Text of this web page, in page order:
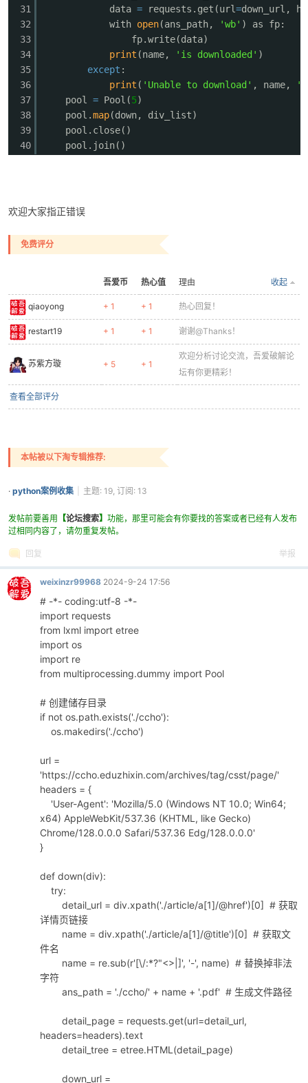
po
jie.
cn
31
32
33
34
35
36
37
38
39
40
data = requests.get(url=down_url,
with open(ans_path, 'wb' ) as fp:
fp.write(data)
print (name, 'is downloaded' )
except :
print ( 'Unable to download' , name,
'
pool = Pool(5)
pool.map(down, div_list)
pool.close()
pool.join()
欢迎大家指正错误
免费评分
吾爱币 热心值 收起
理由
qiaoyong + 1 + 1 热心回复！
restart19 + 1 + 1 谢谢@Thanks！
苏紫方璇 + 5 + 1
欢迎分析讨论交流，吾爱破解论
坛有你更精彩！
查看全部评分
本帖被以下淘专辑推荐:
· python案例收集 主题: 19, 订阅: 13
发帖前要善用 【论坛搜索】 功能，那里可能会有你要找的答案或者已经有人发布
过相同内容了，请勿重复发帖。
回复 举报
weixinzr99968 2024-9-24 17:56
# -*- coding:utf-8 -*-
import requests
from lxml import etree
import os
import re
from multiprocessing.dummy import Pool
# 创建储存目录
if not os.path.exists('./ccho'):
os.makedirs('./ccho')
url =
'https://ccho.eduzhixin.com/archives/tag/csst/page/'
headers = {
'User-Agent': 'Mozilla/5.0 (Windows NT 10.0; Win64;
x64) AppleWebKit/537.36 (KHTML, like Gecko)
Chrome/128.0.0.0 Safari/537.36 Edg/128.0.0.0'
}
def down(div):
try:
detail_url = div.xpath('./article/a[1]/@href')[0] # 获取
详情页链接
name = div.xpath('./article/a[1]/@title')[0] # 获取文
件名
name = re.sub(r'[\/:*?"<>|]', '-', name) # 替换掉非法
字符
ans_path = './ccho/' + name + '.pdf' # 生成文件路径
detail_page = requests.get(url=detail_url,
headers=headers).text
detail_tree = etree.HTML(detail_page)
down_url =